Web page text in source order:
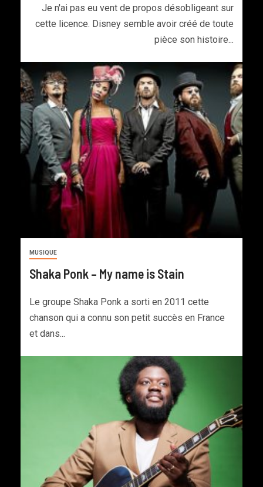
Je n'ai pas eu vent de propos désobligeant sur
cette licence. Disney semble avoir créé de toute
pièce son histoire...
MUSIQUE
Shaka Ponk – My name is Stain
Le groupe Shaka Ponk a sorti en 2011 cette
chanson qui a connu son petit succès en France
et dans...